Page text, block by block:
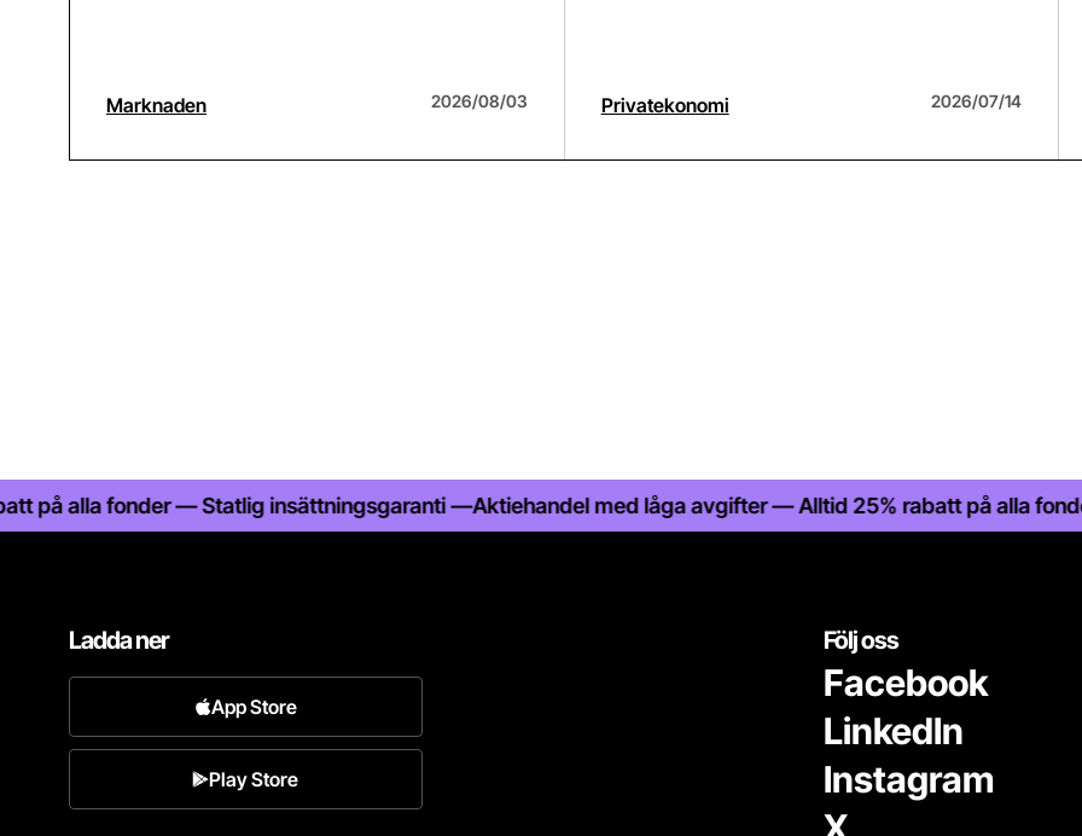
Marknaden 2026/08/03 Privatekonomi 2026/07/14
fonder — Statlig insättningsgaranti —Aktiehandel med låga avgifter — Alltid 25% rabatt på alla fonder —
Ladda ner
App Store
Play Store
Följ oss
Facebook
LinkedIn
Instagram